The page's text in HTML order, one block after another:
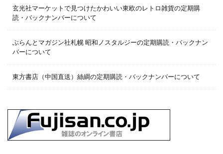
玄光社マーケットで見つけたかわいい東欧のレトロ雑貨の定期購
読・バックナンバーについて
ぶらんとマガジン社札幌 昭和ノスタルジーの定期購読・バックナン
バーについて
東方書店（中国直送）絲綢の定期購読・バックナンバーについて